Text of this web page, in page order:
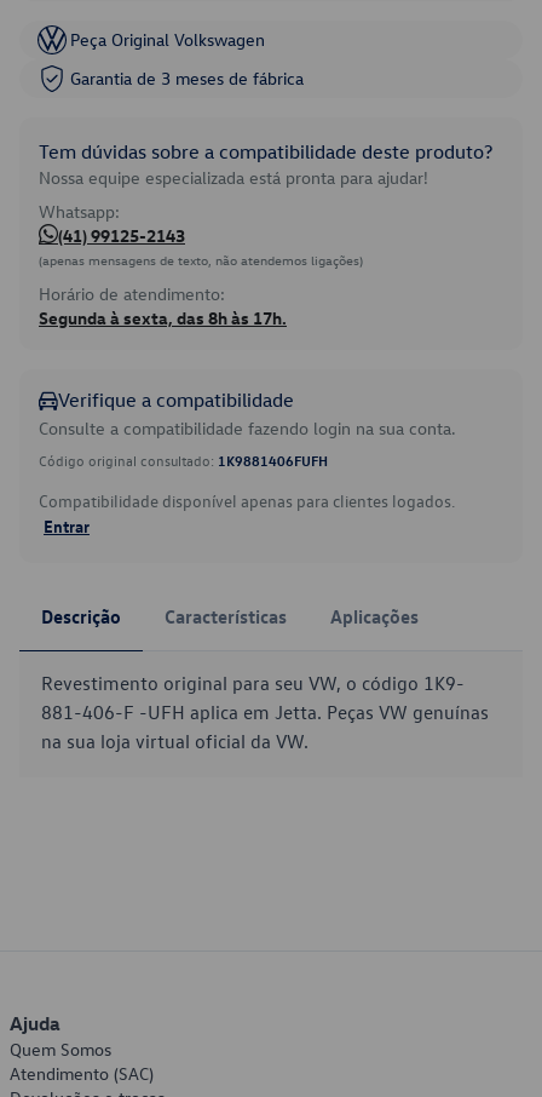
Peça Original Volkswagen
Garantia de 3 meses de fábrica
Tem dúvidas sobre a compatibilidade deste produto?
Nossa equipe especializada está pronta para ajudar!
Whatsapp:
(41) 99125-2143
(apenas mensagens de texto, não atendemos ligações)
Horário de atendimento:
Segunda à sexta, das 8h às 17h.
Verifique a compatibilidade
Consulte a compatibilidade fazendo login na sua conta.
Código original consultado: 1K9881406FUFH
Compatibilidade disponível apenas para clientes logados.
Entrar
Descrição Características Aplicações
Revestimento original para seu VW, o código 1K9-
881-406-F -UFH aplica em Jetta. Peças VW genuínas
na sua loja virtual oficial da VW.
Ajuda
Quem Somos
Atendimento (SAC)